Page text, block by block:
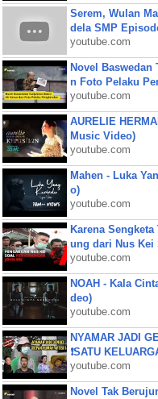
Serem, Wulan
dela SMP
youtube.com
Novel
n Foto Pelaku
youtube.com
AURELIE
Music Video)
youtube.com
Mahen - Luka
o)
youtube.com
Karena
ung dari Nus Kei
youtube.com
NOAH - Kala
deo)
youtube.com
NYAMAR JADI
❗SATU
youtube.com
Novel Tak